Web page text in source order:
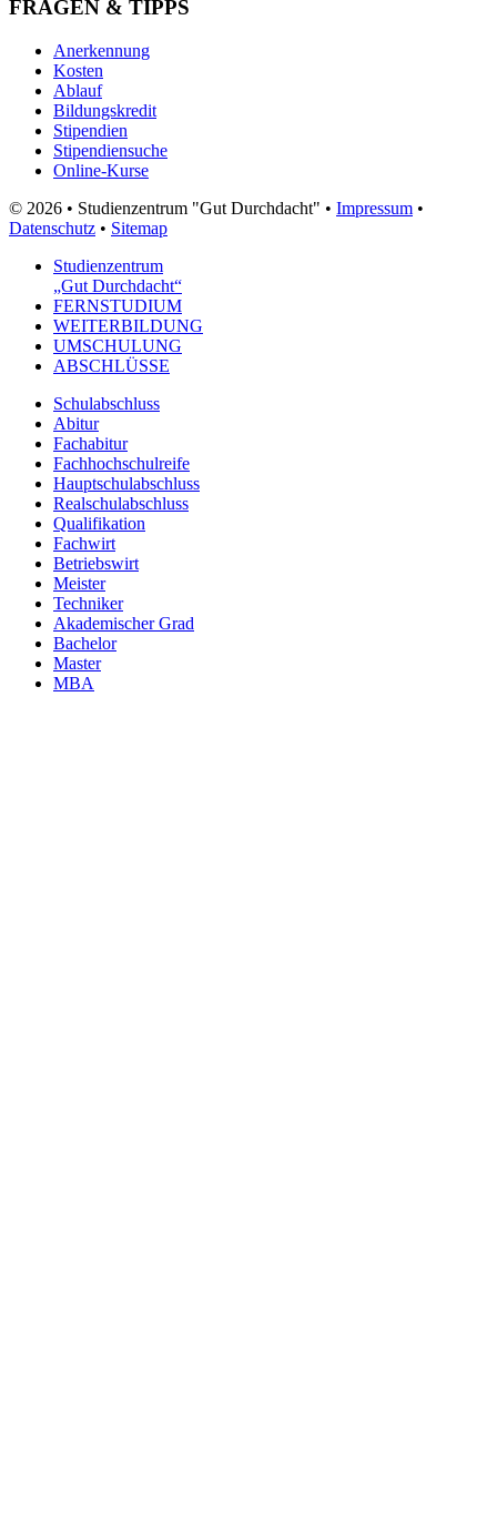
FRAGEN & TIPPS
Anerkennung
Kosten
Ablauf
Bildungskredit
Stipendien
Stipendiensuche
Online-Kurse
© 2026 • Studienzentrum "Gut Durchdacht" • Impressum •
Datenschutz • Sitemap
Studienzentrum
„Gut Durchdacht“
FERNSTUDIUM
WEITERBILDUNG
UMSCHULUNG
ABSCHLÜSSE
Schulabschluss
Abitur
Fachabitur
Fachhochschulreife
Hauptschulabschluss
Realschulabschluss
Qualifikation
Fachwirt
Betriebswirt
Meister
Techniker
Akademischer Grad
Bachelor
Master
MBA